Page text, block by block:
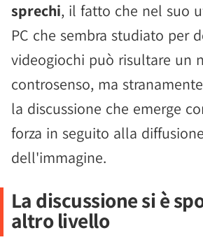
sprechi, il fatto che nel suo
PC che sembra studiato per
videogiochi può risultare un
controsenso, ma
la discussione che emerge
forza in seguito alla diffusione
dell'immagine.
La discussione si è
altro livello